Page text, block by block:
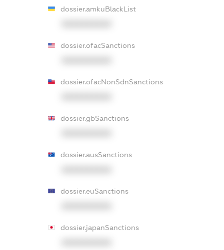
dossier.amkuBlackList
dossier.ofacSanctions
dossier.ofacNonSdnSanctions
dossier.gbSanctions
dossier.ausSanctions
dossier.euSanctions
dossier.japanSanctions